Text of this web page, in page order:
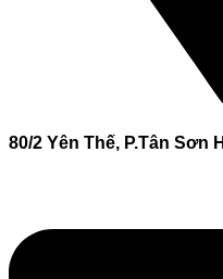
80/2 Yên Thế, P.Tân Sơn